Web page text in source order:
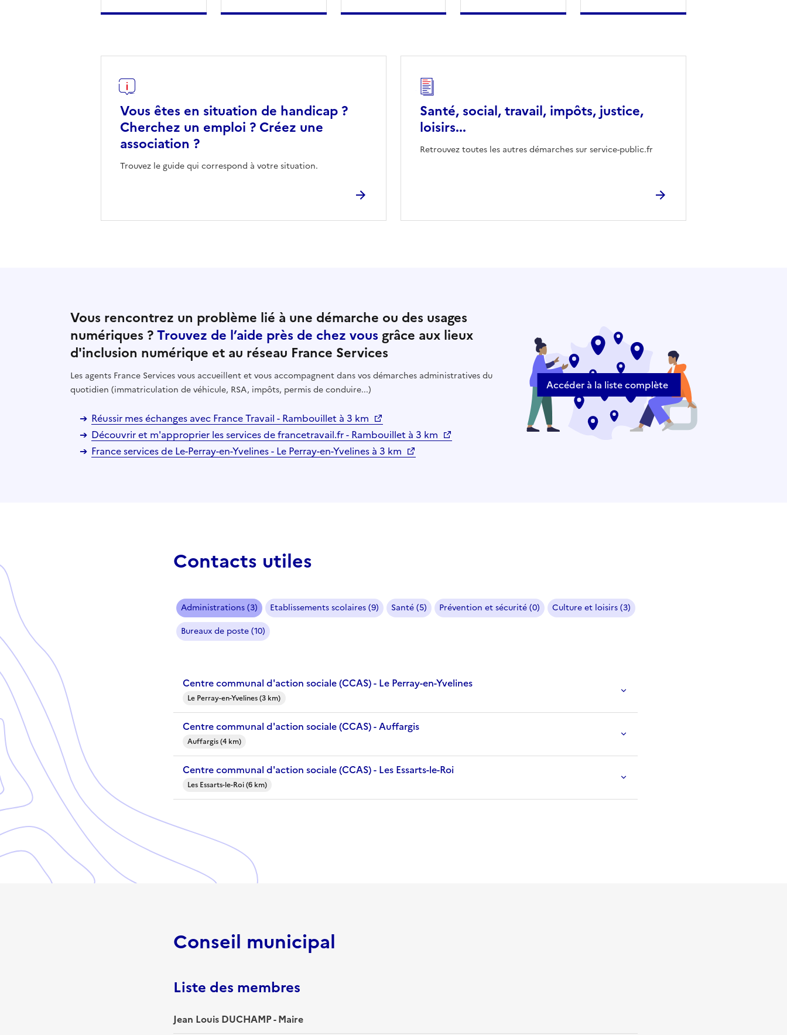
Vous êtes en situation de handicap ?
Cherchez un emploi ? Créez une
association ?
Trouvez le guide qui correspond à votre situation.
Santé, social, travail, impôts, justice,
loisirs...
Retrouvez toutes les autres démarches sur service-public.fr
Vous rencontrez un problème lié à une démarche ou des usages
numériques ?Trouvez de l’aide près de chez vous grâce aux lieux
d'inclusion numérique et au réseau France Services
Les agents France Services vous accueillent et vous accompagnent dans vos démarches administratives du
quotidien (immatriculation de véhicule, RSA, impôts, permis de conduire...)
Réussir mes échanges avec France Travail - Rambouillet à 3 km
Découvrir et m'approprier les services de francetravail.fr - Rambouillet à 3 km
France services de Le-Perray-en-Yvelines - Le Perray-en-Yvelines à 3 km
Accéder à la liste complète
Contacts utiles
Administrations (3) Etablissements scolaires (9) Santé (5) Prévention et sécurité (0)
Culture et loisirs (3)
Bureaux de poste (10)
Centre communal d'action sociale (CCAS) - Le Perray-en-Yvelines
Le Perray-en-Yvelines (3 km)
Centre communal d'action sociale (CCAS) - Auffargis
Auffargis (4 km)
Centre communal d'action sociale (CCAS) - Les Essarts-le-Roi
Les Essarts-le-Roi (6 km)
Conseil municipal
Liste des membres
Jean Louis DUCHAMP - Maire